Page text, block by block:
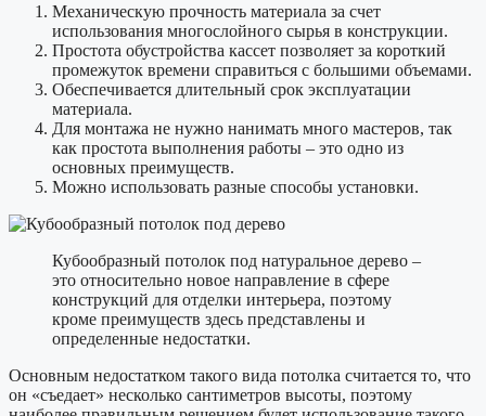
Механическую прочность материала за счет
использования многослойного сырья в конструкции.
Простота обустройства кассет позволяет за короткий
промежуток времени справиться с большими объемами.
Обеспечивается длительный срок эксплуатации
материала.
Для монтажа не нужно нанимать много мастеров, так
как простота выполнения работы – это одно из
основных преимуществ.
Можно использовать разные способы установки.
Кубообразный потолок под натуральное дерево –
это относительно новое направление в сфере
конструкций для отделки интерьера, поэтому
кроме преимуществ здесь представлены и
определенные недостатки.
Основным недостатком такого вида потолка считается то, что
он «съедает» несколько сантиметров высоты, поэтому